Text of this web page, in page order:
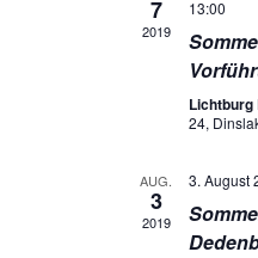
7
2019
13:00
Lichtburg
24,
AUG.
3
2019
3. August